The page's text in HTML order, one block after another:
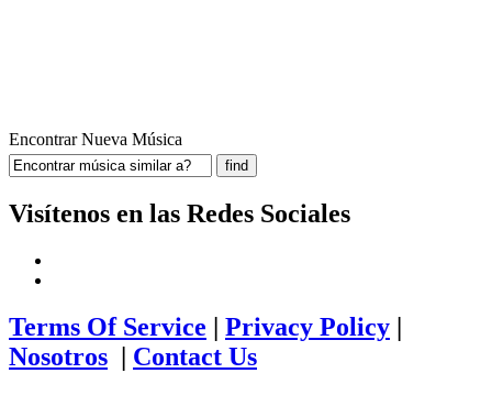
Encontrar Nueva Música
Visítenos en las Redes Sociales
Terms Of Service | Privacy Policy |
Nosotros | Contact Us